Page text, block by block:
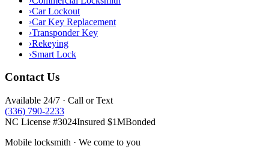
›Car Lockout
›Car Key Replacement
›Transponder Key
›Rekeying
›Smart Lock
Contact Us
Available 24/7 · Call or Text
(336) 790-2233
NC License #3024Insured $1MBonded
Mobile locksmith · We come to you